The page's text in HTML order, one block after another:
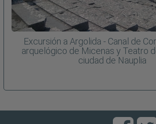
Excursión a Argolida - Canal de
arquelógico de Micenas y Teatro
ciudad de Nauplia